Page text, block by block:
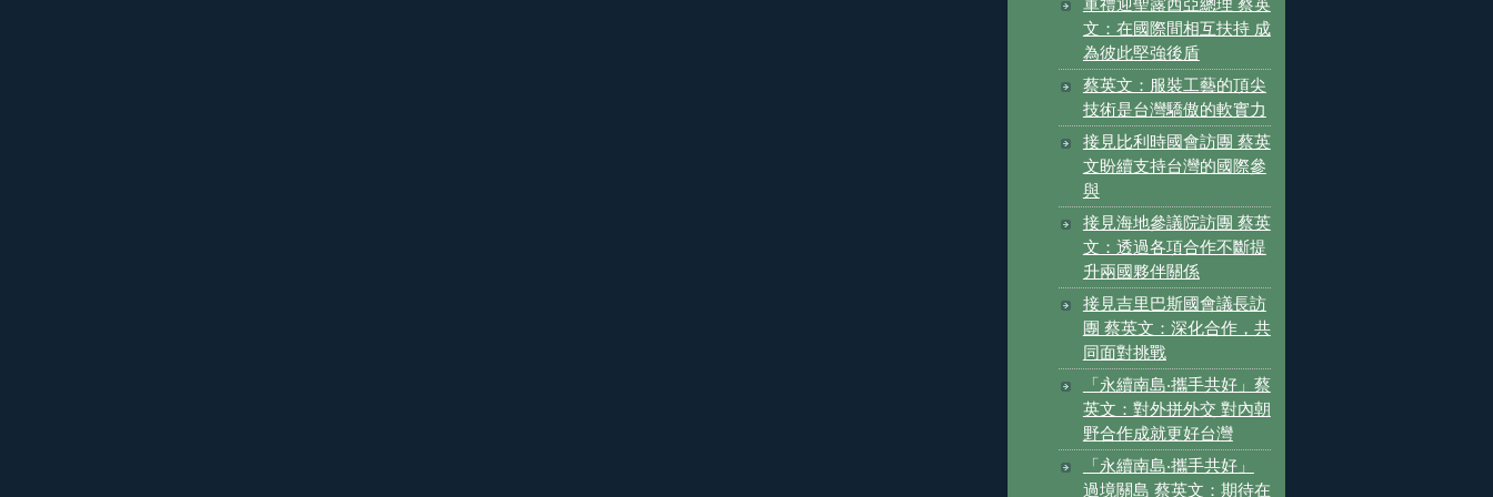
軍禮迎聖露西亞總理 蔡英
文：在國際間相互扶持 成
為彼此堅強後盾
蔡英文：服裝工藝的頂尖
技術是台灣驕傲的軟實力
接見比利時國會訪團 蔡英
文盼續支持台灣的國際參
與
接見海地參議院訪團 蔡英
文：透過各項合作不斷提
升兩國夥伴關係
接見吉里巴斯國會議長訪
團 蔡英文：深化合作，共
同面對挑戰
「永續南島‧攜手共好」蔡
英文：對外拼外交 對內朝
野合作成就更好台灣
「永續南島‧攜手共好」
過境關島 蔡英文：期待在